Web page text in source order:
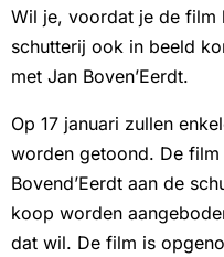
Wil je, voordat je de film
schutterij ook in beeld
met Jan Boven’Eerdt.
Op 17 januari zullen
worden getoond. De
Bovend’Eerdt aan de
koop worden
dat wil. De film is